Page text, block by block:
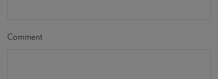
Comment